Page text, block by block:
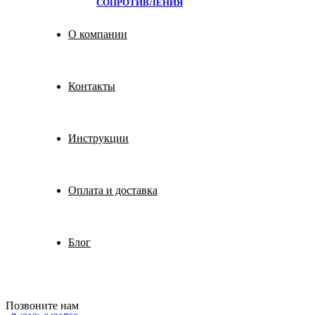
СОПРОТИВЛЕНИЯ
О компании
Контакты
Инструкции
Оплата и доставка
Блог
Позвоните нам